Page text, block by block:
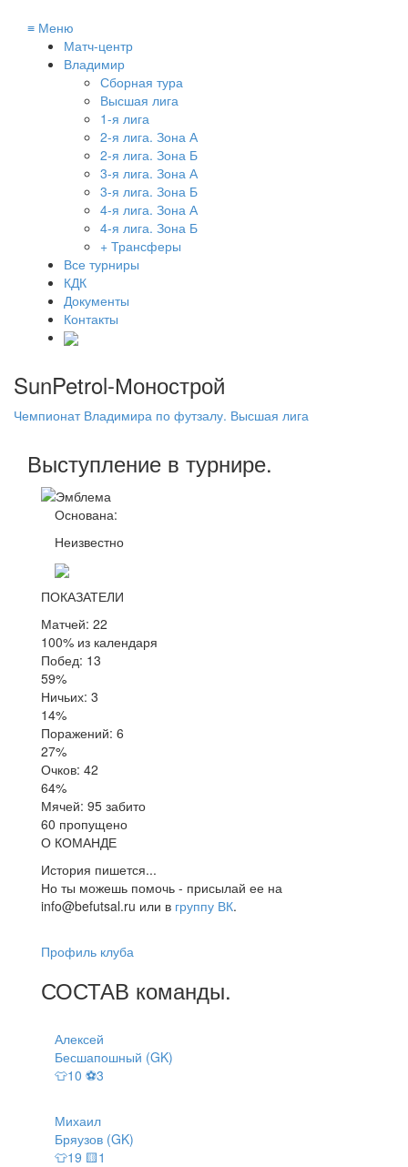
≡ Меню
Матч-центр
Владимир
Сборная тура
Высшая лига
1-я лига
2-я лига. Зона А
2-я лига. Зона Б
3-я лига. Зона А
3-я лига. Зона Б
4-я лига. Зона А
4-я лига. Зона Б
+ Трансферы
Все турниры
КДК
Документы
Контакты
SunPetrol-Монострой
Чемпионат Владимира по футзалу. Высшая лига
Выступление в турнире.
Основана:
Неизвестно
ПОКАЗАТЕЛИ
Матчей: 22
100% из календаря
Побед: 13
59%
Ничьих: 3
14%
Поражений: 6
27%
Очков: 42
64%
Мячей: 95 забито
60 пропущено
О КОМАНДЕ
История пишется...
Но ты можешь помочь - присылай ее на
info@befutsal.ru или в группу ВК.
Профиль клуба
СОСТАВ команды.
Алексей
Бесшапошный (GK)
👕10 ⚽3
Михаил
Бряузов (GK)
👕19 🟨1